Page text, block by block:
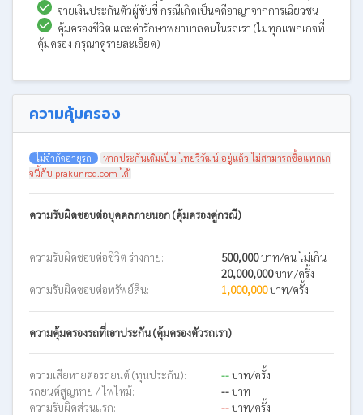
จ่ายเงินประกันตัวผู้ขับขี่ กรณีเกิดเป็นคดีอาญาจากการเฉี่ยวชน
คุ้มครองชีวิต และค่ารักษาพยาบาลคนในรถเรา (ไม่ทุกแพกเกจที่
คุ้มครอง กรุณาดูรายละเอียด)
ความคุ้มครอง
ไม่จำกัดอายุรถ
หากประกันเดิมเป็น ไทยวิวัฒน์ อยู่แล้ว ไม่สามารถซื้อแพกเก
จนี้กับ prakunrod.com ได้
ความรับผิดชอบต่อบุคคลภายนอก (คุ้มครองคู่กรณี)
ความรับผิดชอบต่อชีวิต ร่างกาย: 500,000บาท/คน ไม่เกิน
20,000,000บาท/ครั้ง
ความรับผิดชอบต่อทรัพย์สิน:
1,000,000บาท/ครั้ง
ความคุ้มครองรถที่เอาประกัน (คุ้มครองตัวรถเรา)
ความเสียหายต่อรถยนต์ (ทุนประกัน): --บาท/ครั้ง
รถยนต์สูญหาย / ไฟไหม้:
--บาท
ความรับผิดส่วนแรก:
--บาท/ครั้ง